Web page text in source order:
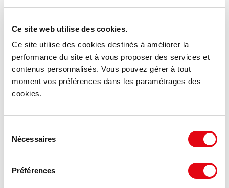
Ce site web utilise des cookies.
Ce site utilise des cookies destinés à améliorer la
performance du site et à vous proposer des services et
contenus personnalisés. Vous pouvez gérer à tout
moment vos préférences dans les paramétrages des
cookies.
Nécessaires
Préférences
651 m²